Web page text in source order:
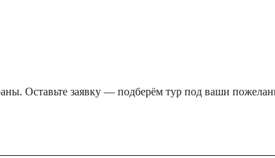
Оставьте заявку — подберём тур под ваши